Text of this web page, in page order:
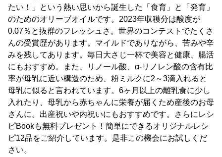
たい！」という熱い思いから誕生した「食育」と「発育」
のためのオリーブオイルです。2023年収穫分は酸度が
0.07％と抜群のフレッシュさ。世界のコンテストでたくさ
んの受賞歴があります。マイルドでありながら、苦みや辛
みを残してあります。毎日大さじ一杯で美容と健康、腸活
にもおすすめ。また、リノール酸、α-リノレン酸の含有比
率が母乳に近い構造のため、粉ミルクに2～3滴入れると
母乳に似ると言われています。6ヶ月以上の離乳食に少し
入れたり、母乳から赤ちゃんに栄養が届くため産後のお母
さんに。出産祝いや内祝いにもおすすめです。さらにレシ
ピBookも無料プレゼント！簡単にできるオリジナルレシ
ピ12品をご紹介しています。是非この機会にお試しくだ
さい。